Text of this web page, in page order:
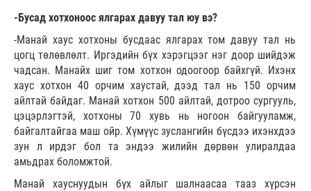
-Бусад хотхоноос ялгарах давуу тал юу вэ?
-Манай хаус хотхоны бусдаас ялгарах том давуу тал нь
цогц төлөвлөлт. Иргэдийн бүх хэрэгцээг нэг доор шийдэж
чадсан. Манайх шиг том хотхон одоогоор байхгүй. Ихэнх
хаус хотхон 40 орчим хаустай, дээд тал нь 150 орчим
айлтай байдаг. Манай хотхон 500 айлтай, дотроо сургууль,
цэцэрлэгтэй, хотхоны 70 хувь нь ногоон байгууламж,
байгалтайгаа маш ойр. Хүмүүс зуслангийн бүсдээ ихэнхдээ
зун л ирдэг бол та эндээ жилийн дөрвөн улиралдаа
амьдрах боломжтой.
Манай хауснуудын бүх айлыг шалнаасаа тааз хүрсэн